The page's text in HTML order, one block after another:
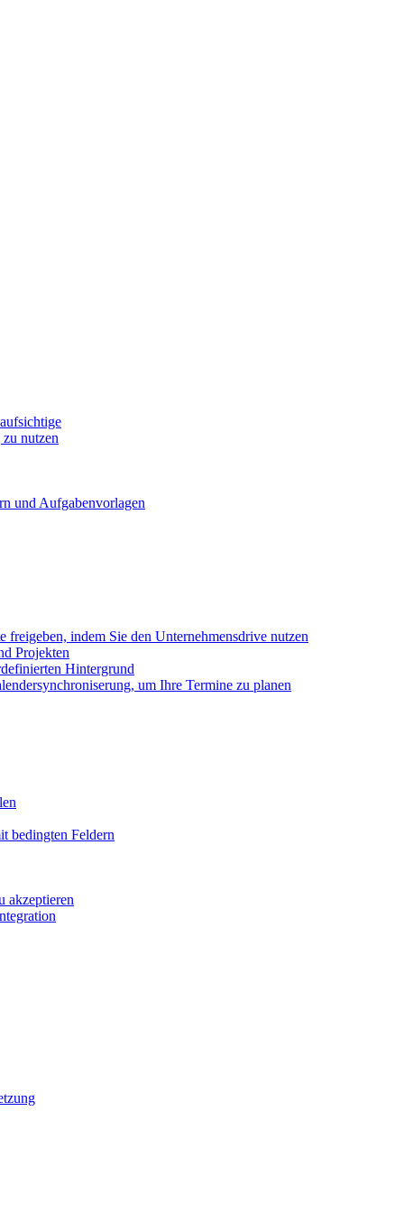
nutzen
und Aufgabenvorlagen
indem Sie den Unternehmensdrive nutzen
Projekten
Hintergrund
um Ihre Termine zu planen
bedingten Feldern
akzeptieren